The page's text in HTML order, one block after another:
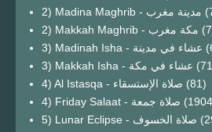
2) Madina Maghrib - مدينة مغرب
2) Makkah Maghrib - مكة مغرب
3) Madinah Isha - عشاء في مدينة
3) Makkah Isha - عشاء في مكة
4) Al Istasqa - صلاة الإستسقاء (81)
4) Friday Salaat - صلاة جمعة
5) Lunar Eclipse - صلاة الخسوف